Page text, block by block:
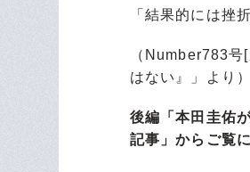
「結果的には挫
（Number783
はない』」より）
後編「本田圭佑
記事」からご覧